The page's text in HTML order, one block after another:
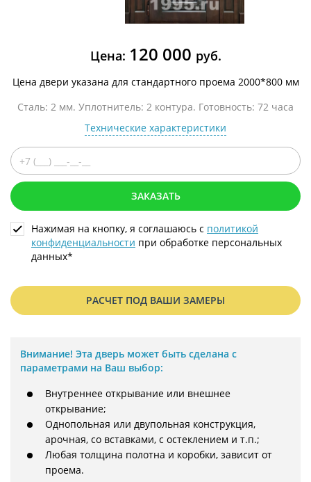
Цена: 120 000 руб.
Цена двери указана для стандартного проема 2000*800 мм
Сталь: 2 мм. Уплотнитель: 2 контура. Готовность: 72 часа
Технические характеристики
ЗАКАЗАТЬ
Нажимая на кнопку, я соглашаюсь с политикой
конфиденциальности при обработке персональных
данных*
РАСЧЕТ ПОД ВАШИ ЗАМЕРЫ
Внимание! Эта дверь может быть сделана с
параметрами на Ваш выбор:
Внутреннее открывание или внешнее
открывание;
Однопольная или двупольная конструкция,
арочная, со вставками, с остеклением и т.п.;
Любая толщина полотна и коробки, зависит от
проема.